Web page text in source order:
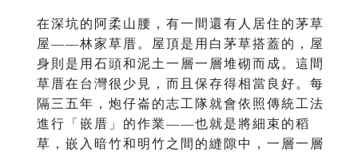
在深坑的阿柔山腰，有一間還有人居住的茅草
屋——林家草厝。屋頂是用白茅草搭蓋的，屋
身則是用石頭和泥土一層一層堆砌而成。這間
草厝在台灣很少見，而且保存得相當良好。每
隔三五年，炮仔崙的志工隊就會依照傳統工法
進行「嵌厝」的作業——也就是將細束的稻
草，嵌入暗竹和明竹之間的縫隙中，一層一層